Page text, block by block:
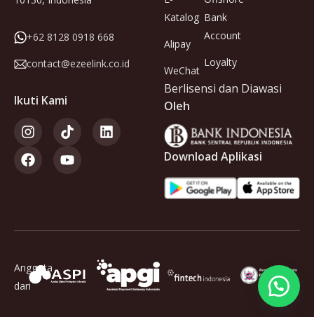
+62 8128 0918 668
contact@ezeelink.co.id
Ikuti Kami
Katalog
Alipay
WeChat
Bank
Account
Loyalty
Berlisensi dan Diawasi
Oleh
Download Aplikasi
Anggota
dari